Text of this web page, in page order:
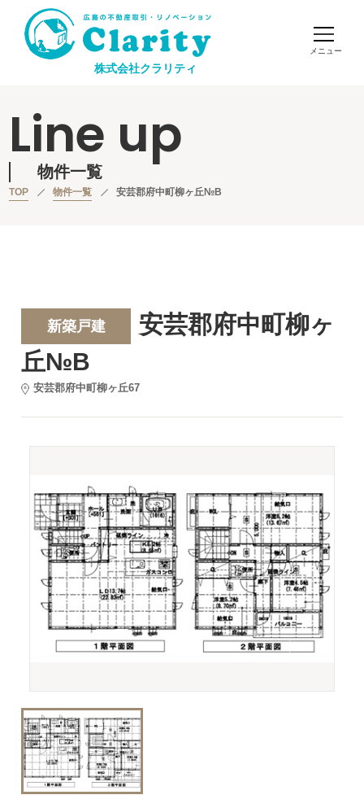
株式会社クラリティ
Line up
物件一覧
TOP 物件一覧 安芸郡府中町柳ヶ丘№B
新築戸建
安芸郡府中町柳ヶ
丘№B
安芸郡府中町柳ヶ丘67